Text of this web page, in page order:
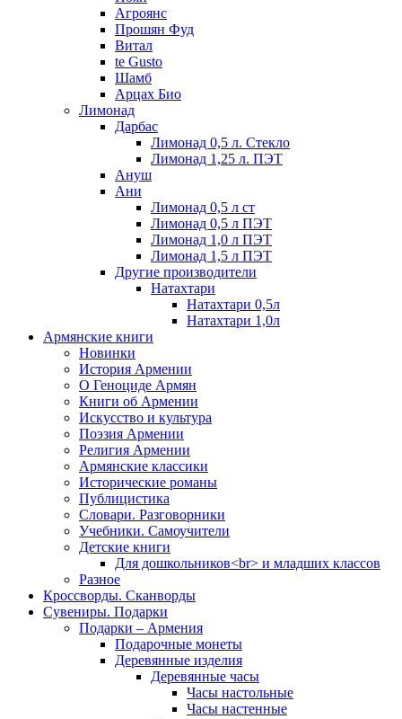
Агроянс
Прошян Фуд
Витал
te Gusto
Шамб
Арцах Био
Лимонад
Дарбас
Лимонад 0,5 л. Стекло
Лимонад 1,25 л. ПЭТ
Ануш
Ани
Лимонад 0,5 л ст
Лимонад 0,5 л ПЭТ
Лимонад 1,0 л ПЭТ
Лимонад 1,5 л ПЭТ
Другие производители
Натахтари
Натахтари 0,5л
Натахтари 1,0л
Армянские книги
Новинки
История Армении
О Геноциде Армян
Книги об Армении
Иcкусство и культура
Поэзия Армении
Религия Армении
Армянские классики
Исторические романы
Публицистика
Словари. Разговорники
Учебники. Самоучители
Детские книги
Для дошкольников<br> и младших классов
Разное
Кроссворды. Сканворды
Сувениры. Подарки
Подарки – Армения
Подарочные монеты
Деревянные изделия
Деревянные часы
Часы настольные
Часы настенные